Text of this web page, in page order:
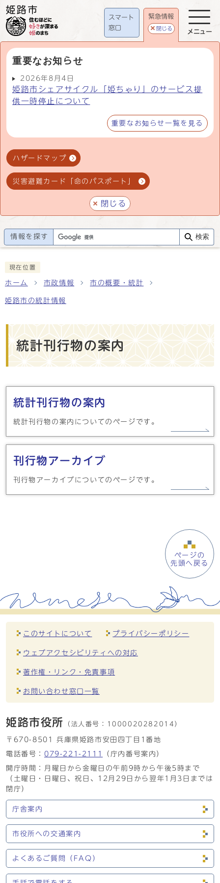
スマート
窓口
緊急情報
閉じる
重要なお知らせ
2026年8月4日
姫路市シェアサイクル「姫ちゃり」のサービス提
供一時停止について
重要なお知らせ一覧を見る
ハザードマップ
災害避難カード「命のパスポート」
閉じる
メニュー
情報を探す 検索
現在位置
ホーム 市政情報 市の概要・統計
姫路市の統計情報
統計刊行物の案内
メインメニュー
統計刊行物の案内
統計刊行物の案内についてのページです。
刊行物アーカイブ
刊行物アーカイブについてのページです。
ページの
先頭へ戻る
このサイトについて プライバシーポリシー
ウェブアクセシビリティへの対応
著作権・リンク・免責事項
お問い合わせ窓口一覧
姫路市役所 （法人番号： 1000020282014）
〒670-8501 兵庫県姫路市安田四丁目1番地
電話番号： 079-221-2111
（庁内番号案内）
開庁時間：月曜日から金曜日の午前9時から午後5時まで
（土曜日・日曜日、祝日、12月29日から翌年1月3日までは
閉庁）
庁舎案内
市役所への交通案内
よくあるご質問（FAQ）